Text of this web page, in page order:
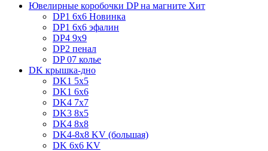
Ювелирные коробочки DP на магните Хит
DP1 6x6 Новинка
DP1 6x6 эфалин
DP4 9x9
DP2 пенал
DP 07 колье
DK крышка-дно
DK1 5x5
DK1 6x6
DK4 7х7
DK3 8x5
DK4 8x8
DK4-8x8 KV (большая)
DK 6х6 KV